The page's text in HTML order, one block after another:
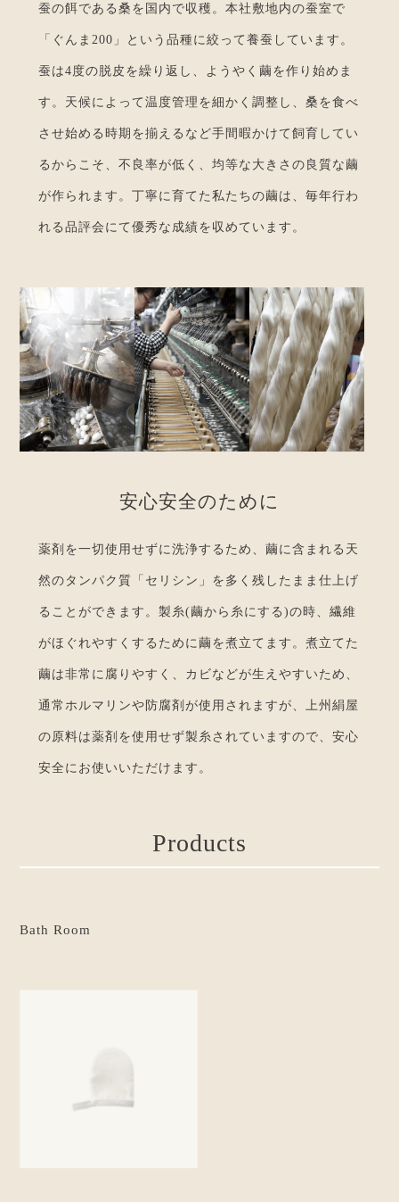
蚕の餌である桑を国内で収穫。本社敷地内の蚕室で
「ぐんま200」という品種に絞って養蚕しています。
蚕は4度の脱皮を繰り返し、ようやく繭を作り始めま
す。天候によって温度管理を細かく調整し、桑を食べ
させ始める時期を揃えるなど手間暇かけて飼育してい
るからこそ、不良率が低く、均等な大きさの良質な繭
が作られます。丁寧に育てた私たちの繭は、毎年行わ
れる品評会にて優秀な成績を収めています。
安心安全のた め に
薬剤を一切使用せずに洗浄するため、繭に含まれる天
然のタンパク質「セリシン」を多く残したまま仕上げ
ることができます。製糸(繭から糸にする)の時、繊維
がほぐれやすくするために繭を煮立てます。煮立てた
繭は非常に腐りやすく、カビなどが生えやすいため、
通常ホルマリンや防腐剤が使用されますが、上州絹屋
の原料は薬剤を使用せず製糸されていますので、安心
安全にお使いいただけます。
Products
Bath Room